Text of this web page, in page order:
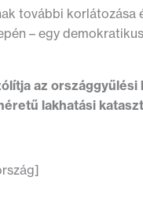
további korlátozása
– egy
az országgyűlési
lakhatási